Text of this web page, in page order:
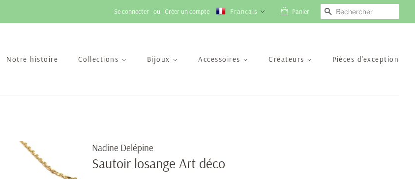
Se connecter ou Créer un compte Français Panier Recherche
Notre histoire Collections Bijoux Accessoires Créateurs Pièces d'exception
Nadine Delépine
Sautoir losange Art déco